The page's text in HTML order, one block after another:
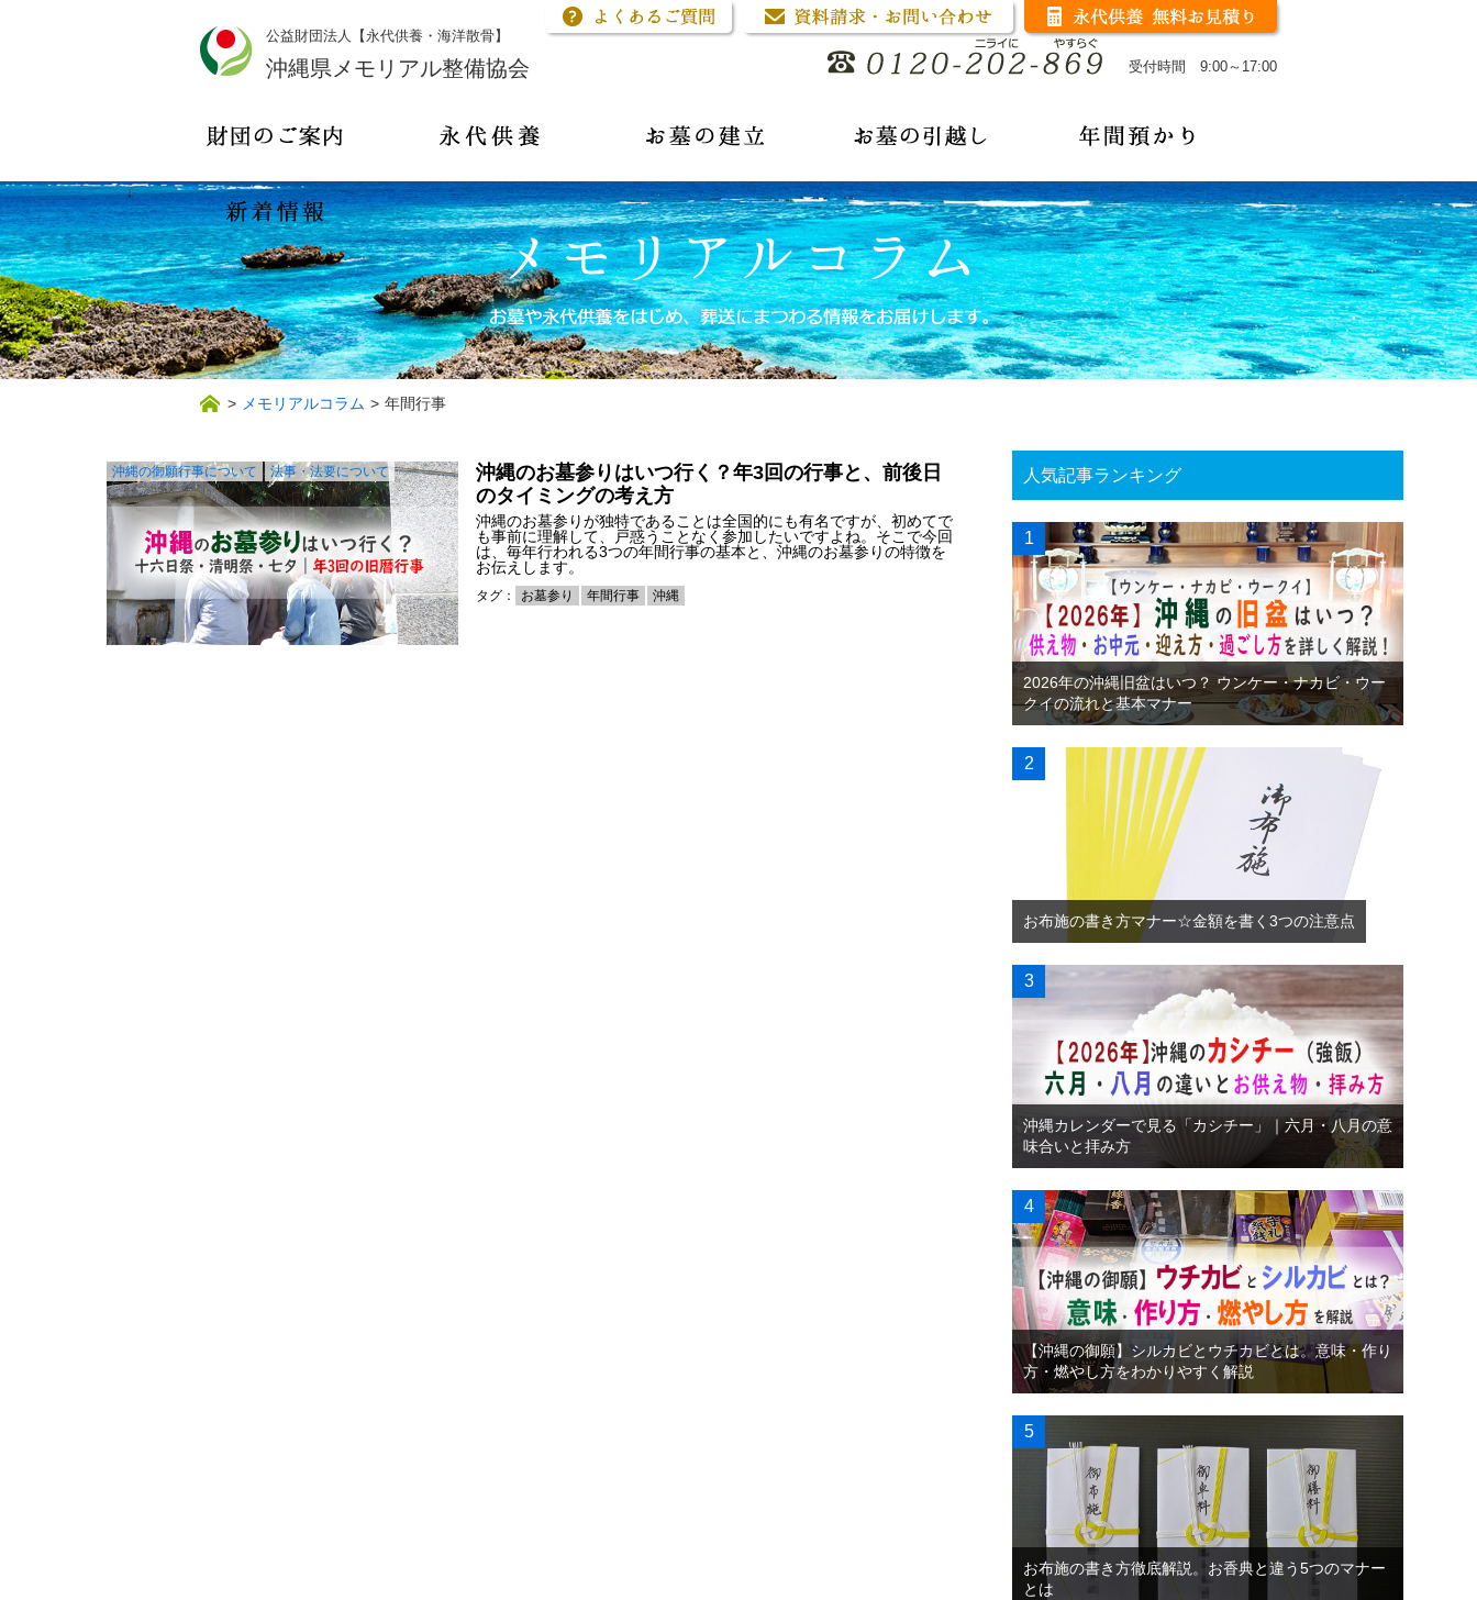
公益財団法人【永代供養・海洋散骨】
沖縄県メモリアル整備協会 受付時間 9:00～17:00
> メモリアルコラム > 年間行事
沖縄の御願行事について 法事・法要について
沖縄のお墓参りはいつ行く？年3回の行事と、前後日
のタイミングの考え方
沖縄のお墓参りが独特であることは全国的にも有名ですが、初めてで
も事前に理解して、戸惑うことなく参加したいですよね。そこで今回
は、毎年行われる3つの年間行事の基本と、沖縄のお墓参りの特徴を
お伝えします。
タグ： お墓参り 年間行事 沖縄
人気記事ランキング
2026年の沖縄旧盆はいつ？ ウンケー・ナカビ・ウー
クイの流れと基本マナー
お布施の書き方マナー☆金額を書く3つの注意点
沖縄カレンダーで見る「カシチー」｜六月・八月の意
味合いと拝み方
【沖縄の御願】シルカビとウチカビとは。意味・作り
方・燃やし方をわかりやすく解説
お布施の書き方徹底解説。お香典と違う5つのマナー
とは